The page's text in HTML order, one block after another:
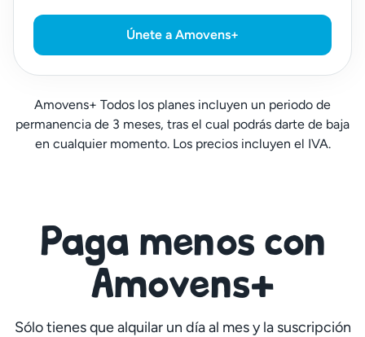
Únete a Amovens+
Amovens+ Todos los planes incluyen un periodo de
permanencia de 3 meses, tras el cual podrás darte de baja
en cualquier momento. Los precios incluyen el IVA.
Paga menos con
Amovens+
Sólo tienes que alquilar un día al mes y la suscripción